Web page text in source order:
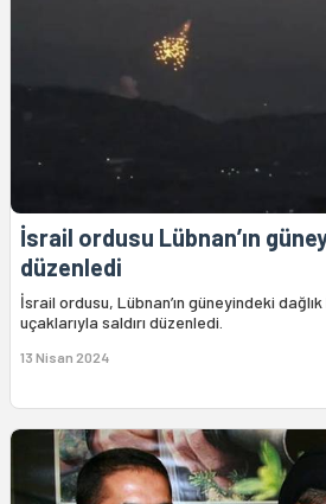
İsrail ordusu Lübnan’ın
düzenledi
İsrail ordusu, Lübnan’ın güneyindeki
uçaklarıyla saldırı düzenledi.
13 Nisan 2024